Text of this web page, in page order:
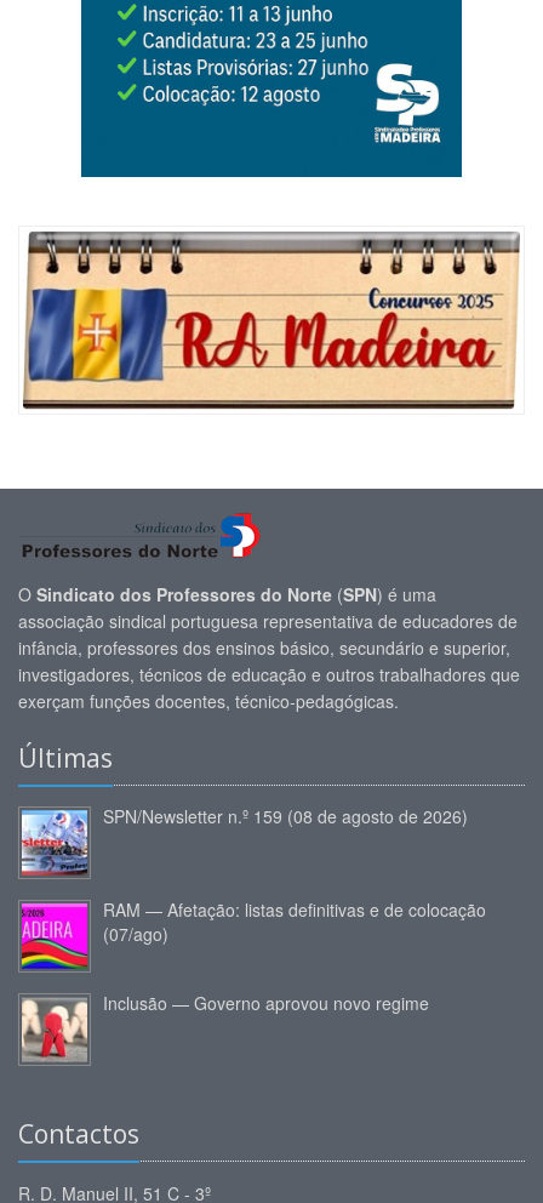
O Sindicato dos Professores do Norte (SPN) é uma
associação sindical portuguesa representativa de educadores de
infância, professores dos ensinos básico, secundário e superior,
investigadores, técnicos de educação e outros trabalhadores que
exerçam funções docentes, técnico-pedagógicas.
Últimas
SPN/Newsletter n.º 159 (08 de agosto de 2026)
RAM — Afetação: listas definitivas e de colocação
(07/ago)
Inclusão — Governo aprovou novo regime
Contactos
R. D. Manuel II, 51 C - 3º